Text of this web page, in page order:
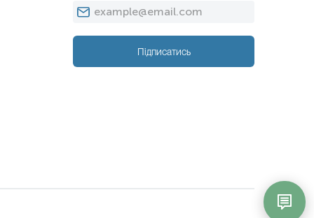
Підписатись